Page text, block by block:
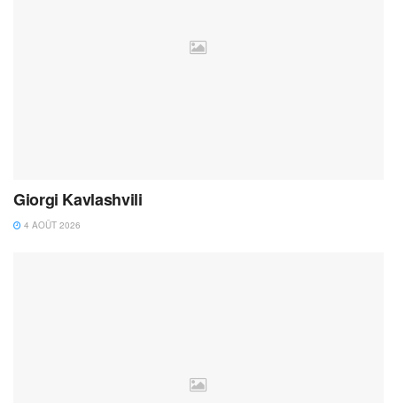
Giorgi Kavlashvili
4 AOÛT 2026